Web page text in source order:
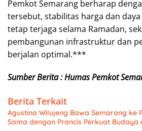
Pemkot Semarang berharap
tersebut, stabilitas harga dan
tetap terjaga selama Ramadan,
pembangunan infrastruktur dan
berjalan optimal.***
Sumber Berita : Humas Pemkot
Berita Terkait
Agustina Wilujeng Bawa Semarang ke
Sama dengan Prancis Perkuat Budaya